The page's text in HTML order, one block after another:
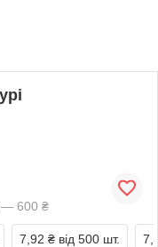
— 600 ₴
7,92 ₴ від 500 шт.